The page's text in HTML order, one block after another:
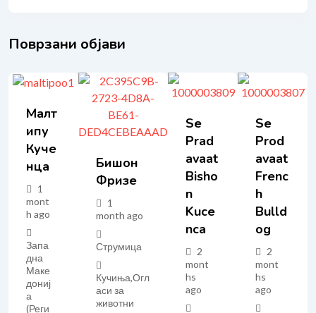
Поврзани објави
Малт
Ипу
Куче
Нца
1
mont
h ago
Запа
дна
Маке
дониј
а
(Реги
Бишон
Фризе
1
month ago
Струмица
Кучиња,Огл
аси за
животни
Se
Prad
Avaat
Bisho
N
Kuce
Nca
2
mont
hs
ago
Se
Prod
Avaat
Frenc
H
Bulld
Og
2
mont
hs
ago